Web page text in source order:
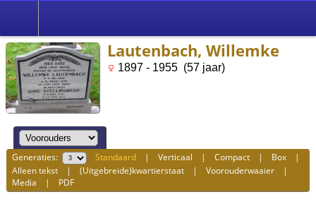
Lautenbach, Willemke
1897 - 1955 (57 jaar)
Generaties: Standaard |Verticaal |Compact | Box |
Alleen tekst |(Uitgebreide)kwartierstaat |Voorouderwaaier |
Media | PDF